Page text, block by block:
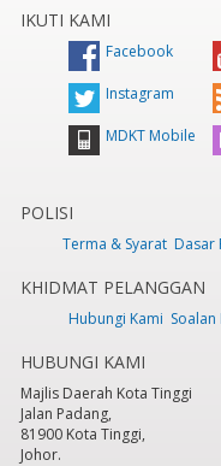
2pm
3pm
pm
6pm
8 pm
9 pm
IKUTI KAMI
Facebook
Instagram
MDKT Mobile
POLISI
Terma & Syarat Dasar
KHIDMAT PELANGGAN
Hubungi Kami Soalan
HUBUNGI KAMI
Majlis Daerah Kota Tinggi
Jalan Padang,
81900 Kota Tinggi,
Johor.